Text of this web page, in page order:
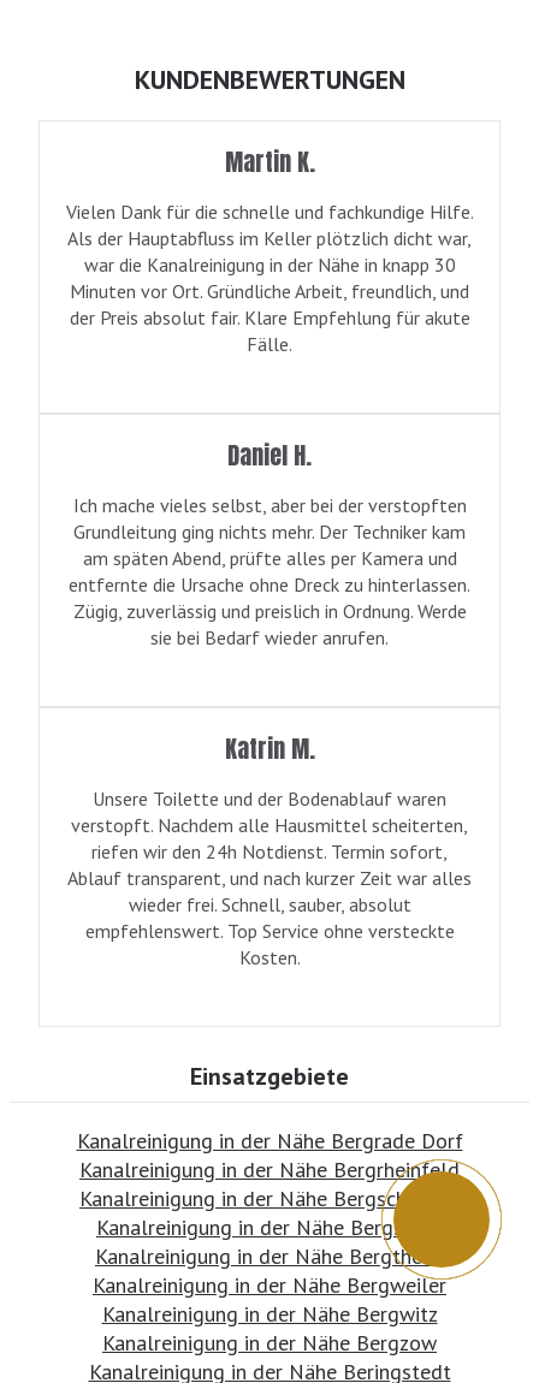
KUNDENBEWERTUNGEN
Martin K.
Vielen Dank für die schnelle und fachkundige Hilfe.
Als der Hauptabfluss im Keller plötzlich dicht war,
war die Kanalreinigung in der Nähe in knapp 30
Minuten vor Ort. Gründliche Arbeit, freundlich, und
der Preis absolut fair. Klare Empfehlung für akute
Fälle.
Daniel H.
Ich mache vieles selbst, aber bei der verstopften
Grundleitung ging nichts mehr. Der Techniker kam
am späten Abend, prüfte alles per Kamera und
entfernte die Ursache ohne Dreck zu hinterlassen.
Zügig, zuverlässig und preislich in Ordnung. Werde
sie bei Bedarf wieder anrufen.
Katrin M.
Unsere Toilette und der Bodenablauf waren
verstopft. Nachdem alle Hausmittel scheiterten,
riefen wir den 24h Notdienst. Termin sofort,
Ablauf transparent, und nach kurzer Zeit war alles
wieder frei. Schnell, sauber, absolut
empfehlenswert. Top Service ohne versteckte
Kosten.
Einsatzgebiete
Kanalreinigung in der Nähe Bergrade Dorf
Kanalreinigung in der Nähe Bergrheinfeld
Kanalreinigung in der Nähe Bergschäferei
Kanalreinigung in der Nähe Bergsdorf
Kanalreinigung in der Nähe Bergtheim
Kanalreinigung in der Nähe Bergweiler
Kanalreinigung in der Nähe Bergwitz
Kanalreinigung in der Nähe Bergzow
Kanalreinigung in der Nähe Beringstedt